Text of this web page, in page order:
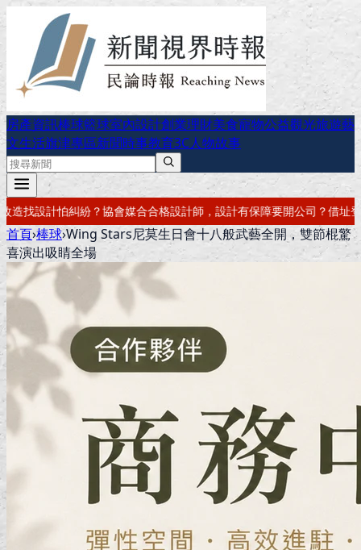
房產資訊棒球籃球室內設計創業理財美食寵物公益觀光旅遊藝
文生活旗津專區新聞時事教育3C人物故事
設計有保障要開公司？借址登記・公司設立・工商登記一次辦好記帳報
首頁›棒球›Wing Stars尼莫生日會十八般武藝全開，雙節棍驚
喜演出吸睛全場